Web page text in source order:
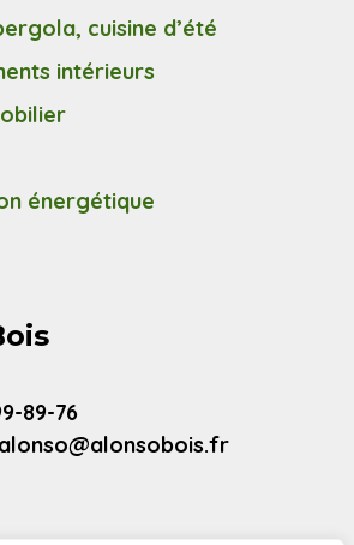
cuisine d’été
intérieurs
énergétique
89-76